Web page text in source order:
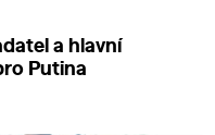
a hlavní
Putina